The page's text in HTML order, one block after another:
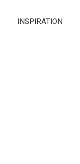
INSPIRATION